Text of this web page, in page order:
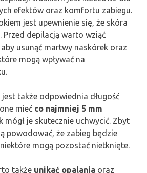
efektów oraz komfortu zabiegu.
jest upewnienie się, że skóra
. Przed depilacją warto wziąć
usunąć martwy naskórek oraz
mogą wpływać na
także odpowiednia długość
mieć co najmniej 5 mm
mógł je skutecznie uchwycić. Zbyt
powodować, że zabieg będzie
mogą pozostać nietknięte.
także unikać opalania oraz